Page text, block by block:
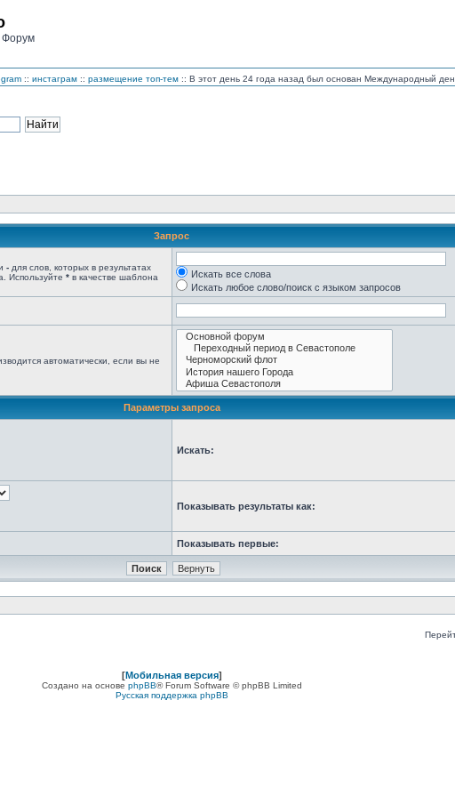
Форум
:: инстаграм :: размещение топ-тем :: В этот день 24 года назад был основан Международный
Запрос
- для слов, которых в результатах
Используйте * в качестве шаблона
Искать все слова
Искать любое слово/поиск с языком запросов
автоматически, если вы не
Параметры запроса
Искать:
Показывать результаты как:
Показывать первые:
[Мобильная версия]
Создано на основе phpBB® Forum Software © phpBB Limited
Русская поддержка phpBB